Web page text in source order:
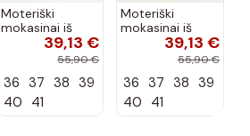
Moteriški
mokasinai iš
dirbtinės
zomšos, molio
39,13 €
55,90 €
36 37 38 39
40 41
Moteriški
mokasinai iš
dirbtinės
zomšos, smėlio
39,13 €
55,90 €
36 37 38 39
40 41